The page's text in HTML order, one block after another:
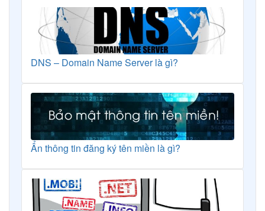
DNS – Domain Name Server là gì?
Ẩn thông tin đăng ký tên miền là gì?